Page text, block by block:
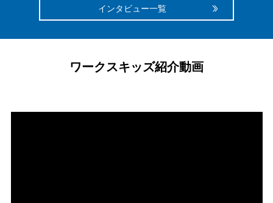
インタビュー一覧
ワークスキッズ紹介動画